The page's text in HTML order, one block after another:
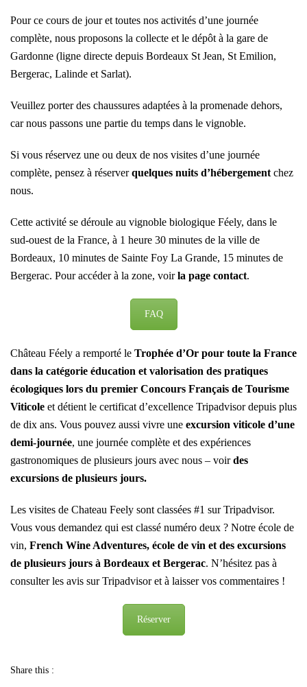
Pour ce cours de jour et toutes nos activités d’une journée
complète, nous proposons la collecte et le dépôt à la gare de
Gardonne (ligne directe depuis Bordeaux St Jean, St Emilion,
Bergerac, Lalinde et Sarlat).
Veuillez porter des chaussures adaptées à la promenade dehors,
car nous passons une partie du temps dans le vignoble.
Si vous réservez une ou deux de nos visites d’une journée
complète, pensez à réserverquelques nuits d’hébergement chez
nous.
Cette activité se déroule au vignoble biologique Féely, dans le
sud-ouest de la France, à 1 heure 30 minutes de la ville de
Bordeaux, 10 minutes de Sainte Foy La Grande, 15 minutes de
Bergerac. Pour accéder à la zone, voirla page contact.
FAQ
Château Féely a remporté le Trophée d’Or pour toute la France
dans la catégorie éducation et valorisation des pratiques
écologiques lors du premier Concours Français de Tourisme
Viticole et détient le certificat d’excellence Tripadvisor depuis plus
de dix ans. Vous pouvez aussi vivre une excursion viticole d’une
demi-journée, une journée complète et des expériences
gastronomiques de plusieurs jours avec nous – voirdes
excursions de plusieurs jours.
Les visites de Chateau Feely sont classées #1 sur Tripadvisor.
Vous vous demandez qui est classé numéro deux ? Notre école de
vin, French Wine Adventures, école de vin et des excursions
de plusieurs jours à Bordeaux et Bergerac. N’hésitez pas à
consulter les avis sur Tripadvisor et à laisser vos commentaires !
Réserver
Share this :